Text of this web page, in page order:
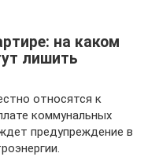
на каком
лишить
относятся к
коммунальных
предупреждение в